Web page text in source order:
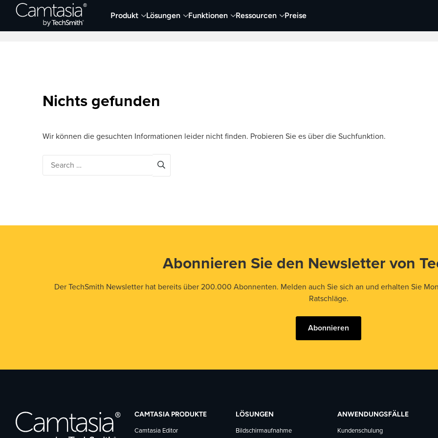
Direkt
Produkt Lösungen Funktionen Ressourcen Preise
Neueste Artikel Screen Capture und Aufnehmen Video Visueller Content
Nichts gefunden
Wir können die gesuchten Informationen leider nicht finden. Probieren Sie es über die Suchfunktion.
Abonnieren Sie den Newsletter von
Der TechSmith Newsletter hat bereits über 200.000 Abonnenten. Melden auch Sie sich an und erhalten Sie
Ratschläge.
Abonnieren
CAMTASIA PRODUKTE
Camtasia Editor
LÖSUNGEN
Bildschirmaufnahme
ANWENDUNGSFÄLLE
Kundenschulung